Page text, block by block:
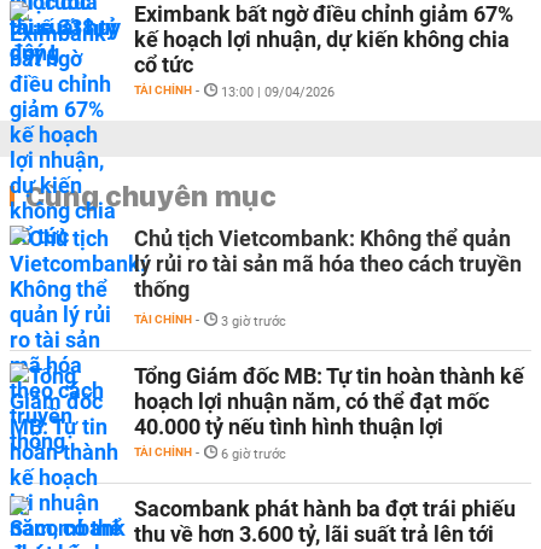
Eximbank bất ngờ điều chỉnh giảm 67%
kế hoạch lợi nhuận, dự kiến không chia
cổ tức
TÀI CHÍNH - 13:00 | 09/04/2026
Cùng chuyên mục
Chủ tịch Vietcombank: Không thể quản
lý rủi ro tài sản mã hóa theo cách truyền
thống
TÀI CHÍNH - 3 giờ trước
Tổng Giám đốc MB: Tự tin hoàn thành kế
hoạch lợi nhuận năm, có thể đạt mốc
40.000 tỷ nếu tình hình thuận lợi
TÀI CHÍNH - 6 giờ trước
Sacombank phát hành ba đợt trái phiếu
thu về hơn 3.600 tỷ, lãi suất trả lên tới